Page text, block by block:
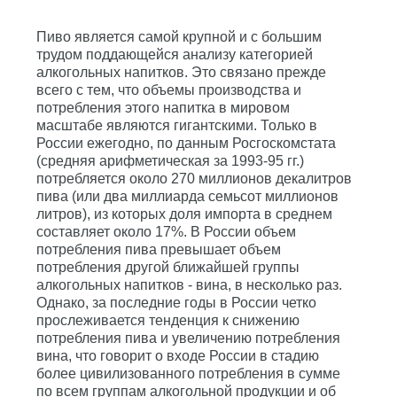
Пиво является самой крупной и с большим
трудом поддающейся анализу категорией
алкогольных напитков. Это связано прежде
всего с тем, что объемы производства и
потребления этого напитка в мировом
масштабе являются гигантскими. Только в
России ежегодно, по данным Росгоскомстата
(средняя арифметическая за 1993-95 гг.)
потребляется около 270 миллионов декалитров
пива (или два миллиарда семьсот миллионов
литров), из которых доля импорта в среднем
составляет около 17%. В России объем
потребления пива превышает объем
потребления другой ближайшей группы
алкогольных напитков - вина, в несколько раз.
Однако, за последние годы в России четко
прослеживается тенденция к снижению
потребления пива и увеличению потребления
вина, что говорит о входе России в стадию
более цивилизованного потребления в сумме
по всем группам алкогольной продукции и об